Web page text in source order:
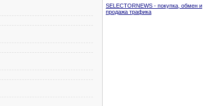
SELECTORNEWS - покупка, обмен и
продажа трафика